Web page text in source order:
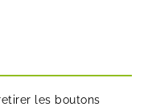
les boutons